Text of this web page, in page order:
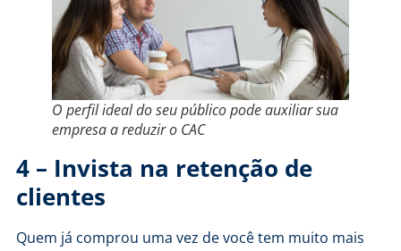
O perfil ideal do seu público pode auxiliar sua
empresa a reduzir o CAC
4 – Invista na retenção de
clientes
Quem já comprou uma vez de você tem muito mais